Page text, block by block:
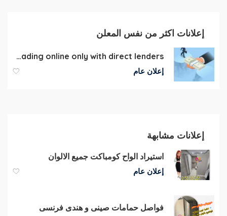
إعلانات اكثر من نفس المعلن
Leading online only with direct lenders
إعلان عام
إعلانات مشابهة
استيراد الواح كومباكت جميع الالوان
إعلان عام
فواصل حمامات صينى و هندى فرنسى